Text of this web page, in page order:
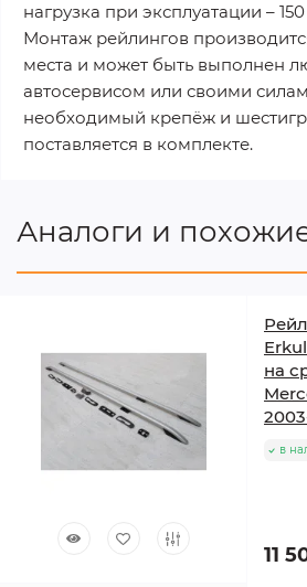
нагрузка при эксплуатации –
Монтаж рейлингов
места и может быть выполнен
автосервисом или своими
необходимый крепёж и
поставляется в комплекте.
Аналоги и
на
в
11